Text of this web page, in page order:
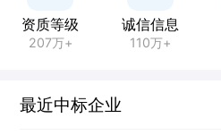
资质等级
207万+
诚信信息
110万+
最近中标企业